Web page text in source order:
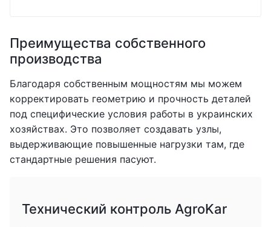
Преимущества собственного
производства
Благодаря собственным мощностям мы можем
корректировать геометрию и прочность деталей
под специфические условия работы в украинских
хозяйствах. Это позволяет создавать узлы,
выдерживающие повышенные нагрузки там, где
стандартные решения пасуют.
Технический контроль AgroKar